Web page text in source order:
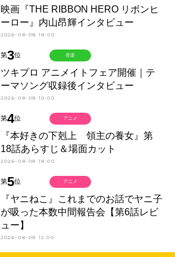
映画『THE RIBBON HERO リボンヒ
ーロー』内山昂輝インタビュー
2026-08-08 18:00
第3位
ツキプロ アニメイトフェア開催｜テ
ーマソング収録後インタビュー
2026-08-08 10:00
音楽
第4位
『本好きの下剋上 領主の養女』第
18話あらすじ＆場面カット
2026-08-08 18:00
アニメ
第5位
『ヤニねこ』これまでのお話でヤニ子
が吸った本数中間報告会【第6話レビ
ュー】
2026-08-08 12:00
アニメ